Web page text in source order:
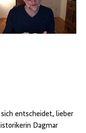
entscheidet, lieber
Dagmar